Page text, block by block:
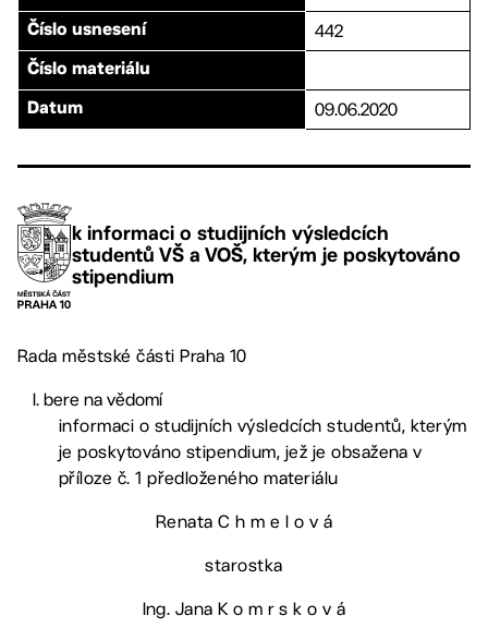
Číslo usnesení 442
Číslo materiálu
Datum 09.06.2020
k informaci o studijních výsledcích
studentů VŠ a VOŠ, kterým je poskytováno
stipendium
Rada městské části Praha 10
bere na vědomí
informaci o studijních výsledcích studentů, kterým
je poskytováno stipendium, jež je obsažena v
příloze č. 1 předloženého materiálu
Renata C h m e l o v á
starostka
Ing. Jana K o m r s k o v á